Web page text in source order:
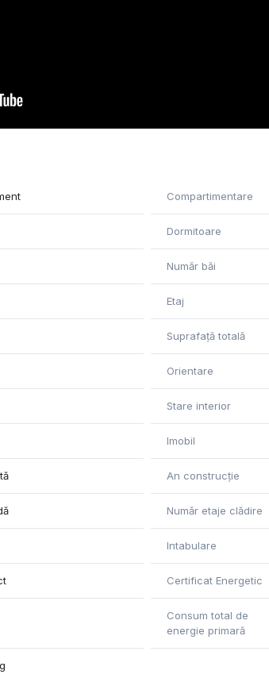
Compartimentare
Dormitoare
Număr băi
Etaj
Suprafață totală
Orientare
Stare interior
Imobil
An construcție
Număr etaje clădire
Intabulare
Certificat Energetic
Consum total de
energie primară